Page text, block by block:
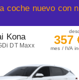
coche nuevo con
Kona
DT Maxx 357
mes / IVA